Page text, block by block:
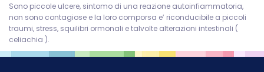
Sono piccole ulcere, sintomo di una reazione autoinfiammatoria,
non sono contagiose e la loro comporsa e’ riconducibile a piccoli
traumi, stress, squilibri ormonali e talvolte alterazioni intestinali (
celiachia ).